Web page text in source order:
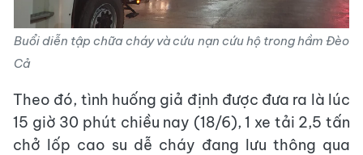
Buổi diễn tập chữa cháy và cứu nạn cứu hộ trong hầm Đèo
Cả
Theo đó, tình huống giả định được đưa ra là lúc
15 giờ 30 phút chiều nay (18/6), 1 xe tải 2,5 tấn
chở lốp cao su dễ cháy đang lưu thông qua